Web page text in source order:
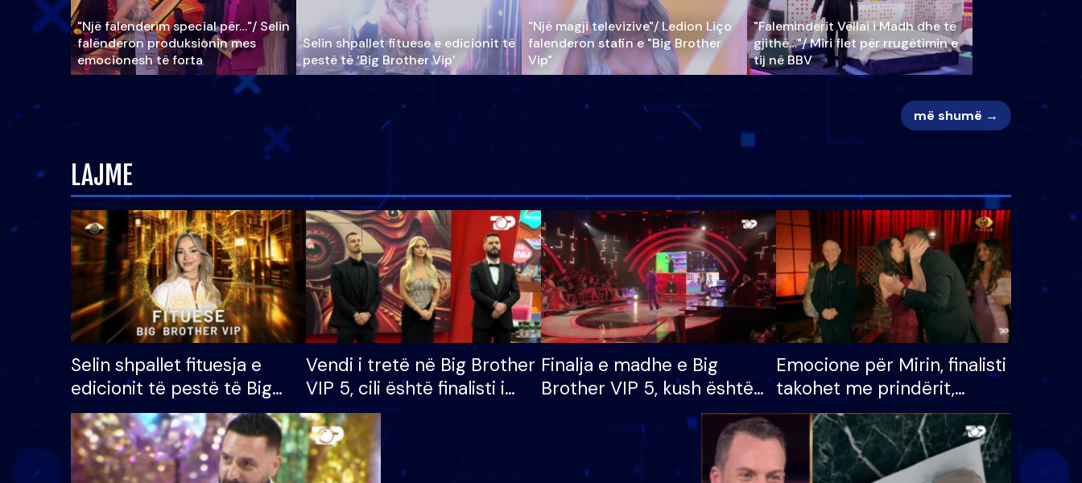
"Një falenderim special për…"/ Selin
falënderon produksionin mes
emocionesh të forta
Selin shpallet fituese e edicionit të
pestë të ‘Big Brother Vip’
"Një magji televizive"/ Ledion Liço
falenderon stafin e "Big Brother
Vip"
"Faleminderit Vëllai i Madh dhe të
gjithë…"/ Miri flet për rrugëtimin e
tij në BBV
më shumë →
LAJME
Selin shpallet fituesja e
edicionit të pestë të Big
Brother VIP, rrëmben
çmimin e madh prej 100
mijë eurosh
Vendi i tretë në Big Brother
VIP 5, cili është finalisti i
radhës që lë shtëpinë
Finalja e madhe e Big
Brother VIP 5, kush është
banori i parë që lë shtëpinë
dhe humb mundësinë për
të fituar çmimin e madh
Emocione për Mirin, finalisti
takohet me prindërit,
vajzën dhe bashkëshorten:
S’kemi ndonjë letër divorci
apo jo?